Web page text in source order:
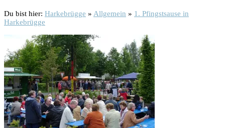
Du bist hier: Harkebrügge » Allgemein » 1. Pfingstsause in
Harkebrügge